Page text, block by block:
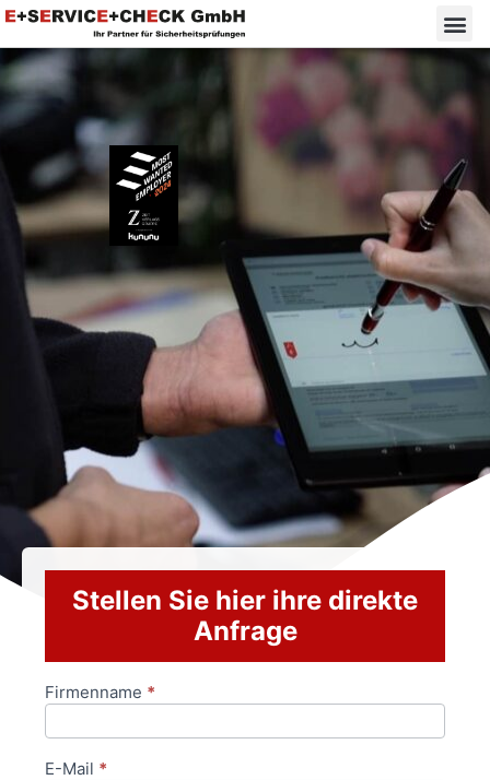
Stellen Sie hier ihre direkte
Anfrage
Anfrageformular
Firmenname *
E-Mail *